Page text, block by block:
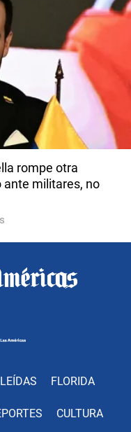
rompe otra
ante militares, no
FLORIDA
CULTURA